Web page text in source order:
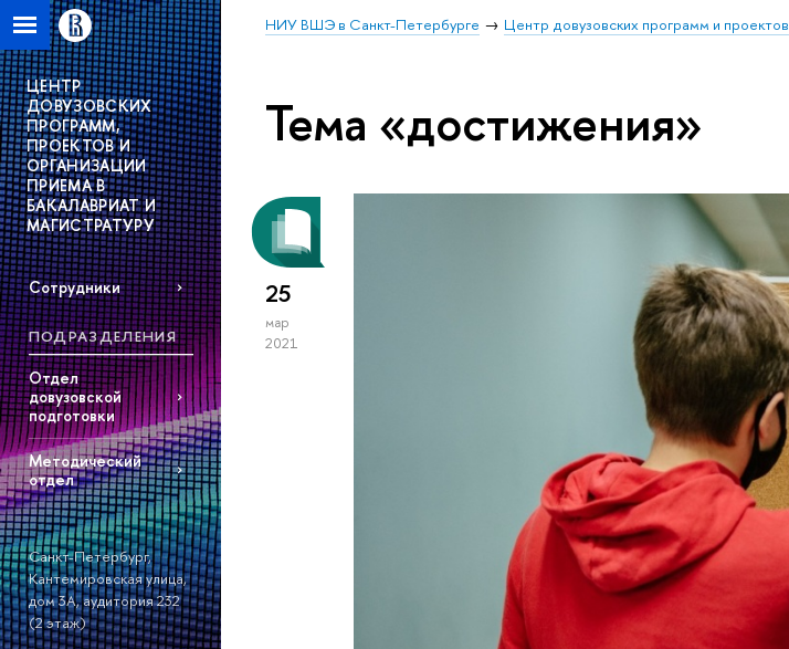
НИУ ВШЭ в Санкт-Петербурге Центр довузовских программ и проектов
ЦЕНТР
ДОВУЗОВСКИХ
ПРОГРАММ,
ПРОЕКТОВ И
ОРГАНИЗАЦИИ
ПРИЕМА В
БАКАЛАВРИАТ И
МАГИСТРАТУРУ
Сотрудники
ПОДРАЗДЕЛЕНИЯ
Отдел
довузовской
подготовки
Методический
отдел
Санкт-Петербург,
Кантемировская улица,
дом 3А, аудитория 232
(2 этаж)
Тема «достижения»
25
мар
2021